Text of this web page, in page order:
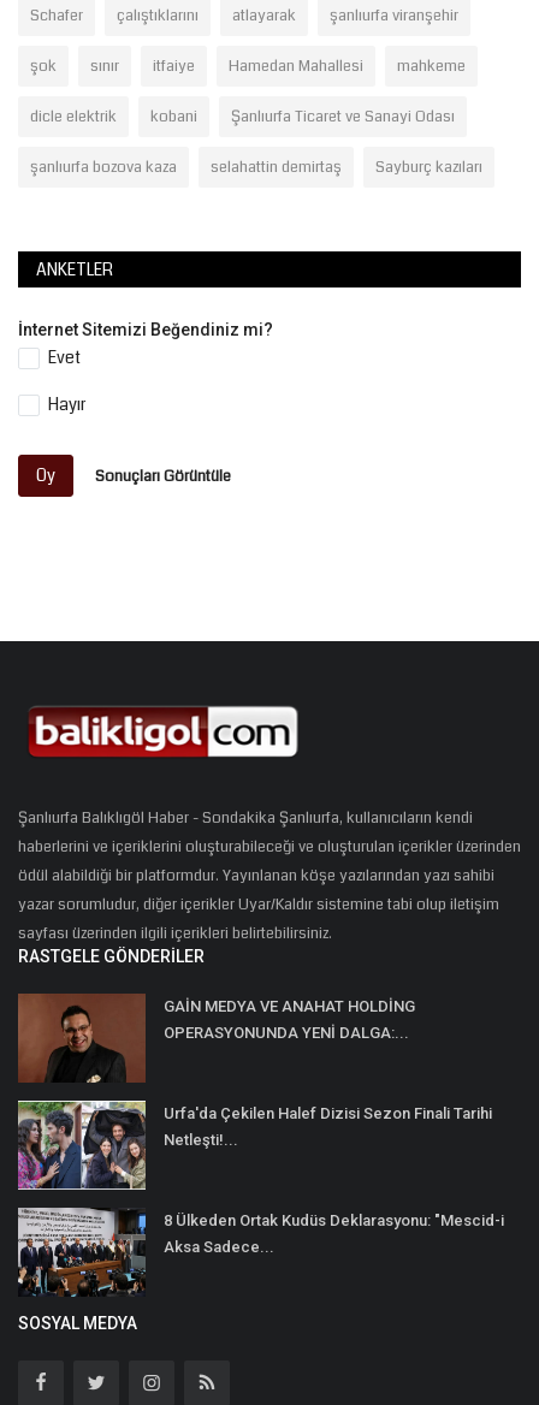
Schafer çalıştıklarını atlayarak şanlıurfa viranşehir
şok sınır itfaiye Hamedan Mahallesi mahkeme
dicle elektrik kobani Şanlıurfa Ticaret ve Sanayi Odası
şanlıurfa bozova kaza selahattin demirtaş Sayburç kazıları
ANKETLER
İnternet Sitemizi Beğendiniz mi?
Evet
Hayır
Oy Sonuçları Görüntüle
Şanlıurfa Balıklıgöl Haber - Sondakika Şanlıurfa, kullanıcıların kendi
haberlerini ve içeriklerini oluşturabileceği ve oluşturulan içerikler üzerinden
ödül alabildiği bir platformdur. Yayınlanan köşe yazılarından yazı sahibi
yazar sorumludur, diğer içerikler Uyar/Kaldır sistemine tabi olup iletişim
sayfası üzerinden ilgili içerikleri belirtebilirsiniz.
RASTGELE GÖNDERILER
GAİN MEDYA VE ANAHAT HOLDİNG
OPERASYONUNDA YENİ DALGA:...
Urfa'da Çekilen Halef Dizisi Sezon Finali Tarihi
Netleşti!...
8 Ülkeden Ortak Kudüs Deklarasyonu: "Mescid-i
Aksa Sadece...
SOSYAL MEDYA